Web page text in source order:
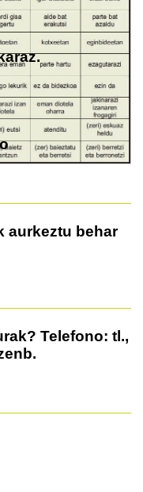
aurkeztu behar
Telefono: tl.,